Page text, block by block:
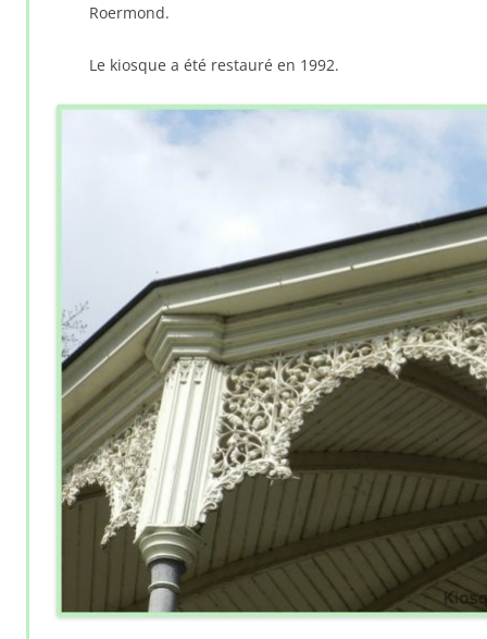
Roermond.
Le kiosque a été restauré en 1992.